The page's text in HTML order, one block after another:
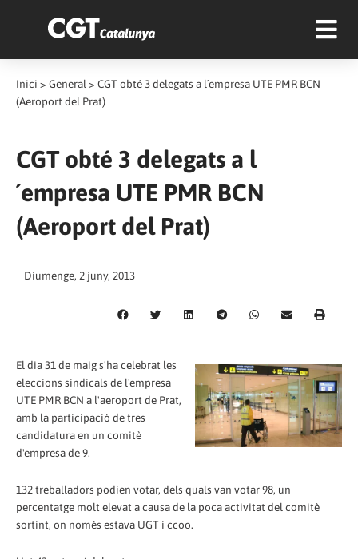
Inici > General > CGT obté 3 delegats a l´empresa UTE PMR BCN
(Aeroport del Prat)
CGT obté 3 delegats a l
´empresa UTE PMR BCN
(Aeroport del Prat)
Diumenge, 2 juny, 2013
El dia 31 de maig s'ha celebrat les
eleccions sindicals de l'empresa
UTE PMR BCN a l'aeroport de Prat,
amb la participació de tres
candidatura en un comitè
d'empresa de 9.
132 treballadors podien votar, dels quals van votar 98, un
percentatge molt elevat a causa de la poca activitat del comitè
sortint, on només estava UGT i ccoo.